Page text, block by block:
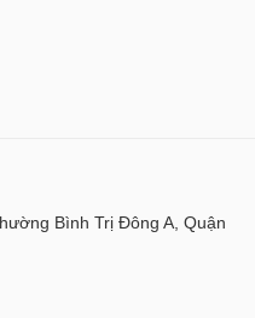
Bình Trị Đông A, Quận